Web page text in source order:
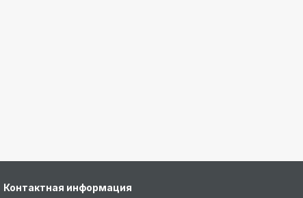
Контактная информация